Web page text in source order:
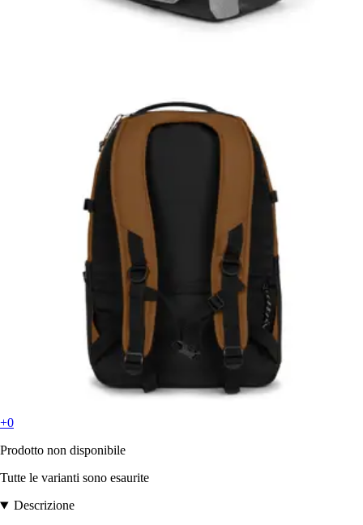
+0
Prodotto non disponibile
Tutte le varianti sono esaurite
Descrizione